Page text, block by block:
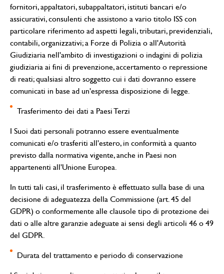
fornitori, appaltatori, subappaltatori, istituti bancari e/o
assicurativi, consulenti che assistono a vario titolo ISS con
particolare riferimento ad aspetti legali, tributari, previdenziali,
contabili, organizzativi; a Forze di Polizia o all'Autorità
Giudiziaria nell'ambito di investigazioni o indagini di polizia
giudiziaria ai fini di prevenzione, accertamento o repressione
di reati; qualsiasi altro soggetto cui i dati dovranno essere
comunicati in base ad un'espressa disposizione di legge.
Trasferimento dei dati a Paesi Terzi
I Suoi dati personali potranno essere eventualmente
comunicati e/o trasferiti all'estero, in conformità a quanto
previsto dalla normativa vigente, anche in Paesi non
appartenenti all'Unione Europea.
In tutti tali casi, il trasferimento è effettuato sulla base di una
decisione di adeguatezza della Commissione (art. 45 del
GDPR) o conformemente alle clausole tipo di protezione dei
dati o alle altre garanzie adeguate ai sensi degli articoli 46 o 49
del GDPR.
Durata del trattamento e periodo di conservazione